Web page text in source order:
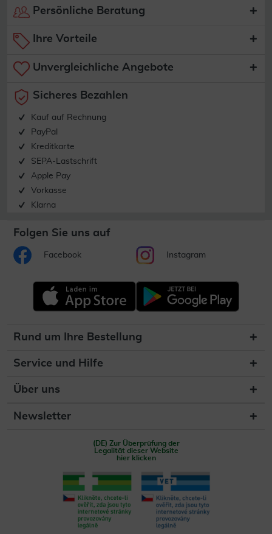
Persönliche Beratung
Ihre Vorteile
Unvergleichliche Angebote
Sicheres Bezahlen
Kauf auf Rechnung
PayPal
Kreditkarte
SEPA-Lastschrift
Apple Pay
Vorkasse
Klarna
Folgen Sie uns auf
Facebook Instagram
Rund um Ihre Bestellung
Service und Hilfe
Über uns
Newsletter
(DE) Zur Überprüfung der
Legalität dieser Website
hier klicken